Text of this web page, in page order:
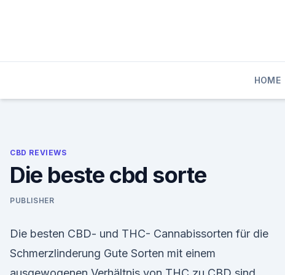
HOME
CBD REVIEWS
Die beste cbd sorte
PUBLISHER
Die besten CBD- und THC- Cannabissorten für die
Schmerzlinderung Gute Sorten mit einem